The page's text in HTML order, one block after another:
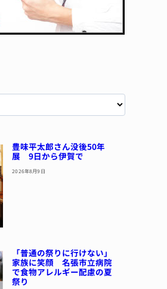
豊味平太郎さん没後50年
展 9日から伊賀で
2026年8月9日
「普通の祭りに行けない」
家族に笑顔 名張市立病院
で食物アレルギー配慮の夏
祭り